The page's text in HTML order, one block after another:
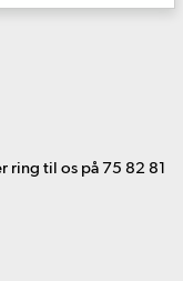
ring til os på 75 82 81